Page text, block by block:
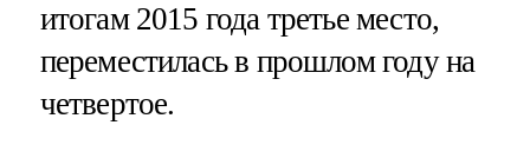
итогам 2015 года третье место,
переместилась в прошлом году на
четвертое.